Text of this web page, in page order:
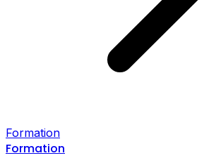
Formation
Formation